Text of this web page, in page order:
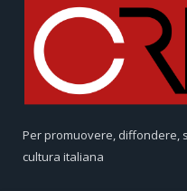
Per promuovere, diffondere,
cultura italiana